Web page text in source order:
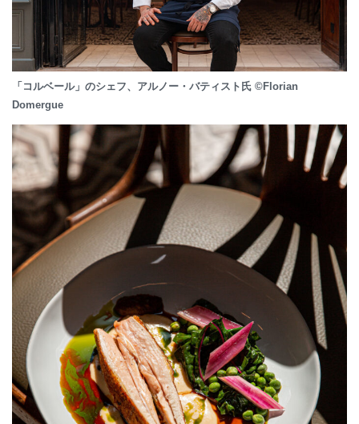
「コルベール」のシェフ、アルノー・バティスト氏 ©Florian
Domergue